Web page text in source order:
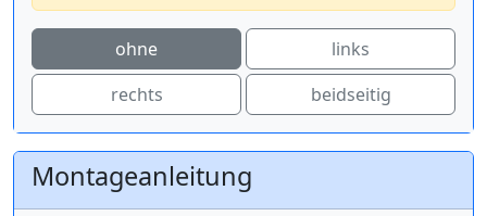
ohne
links
rechts
beidseitig
Montageanleitung